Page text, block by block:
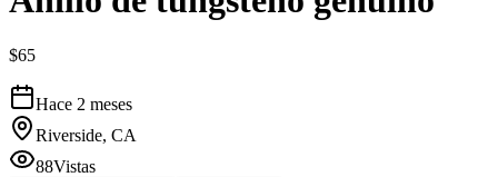
$65
Hace 2 meses
Riverside, CA
88Vistas